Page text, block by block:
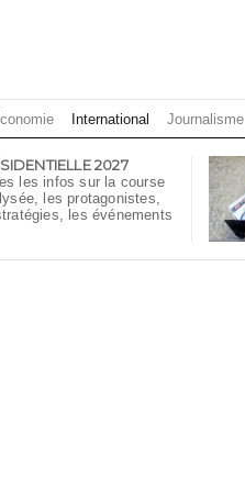
International Journalisme
2027
les infos sur la course
les protagonistes,
les événements